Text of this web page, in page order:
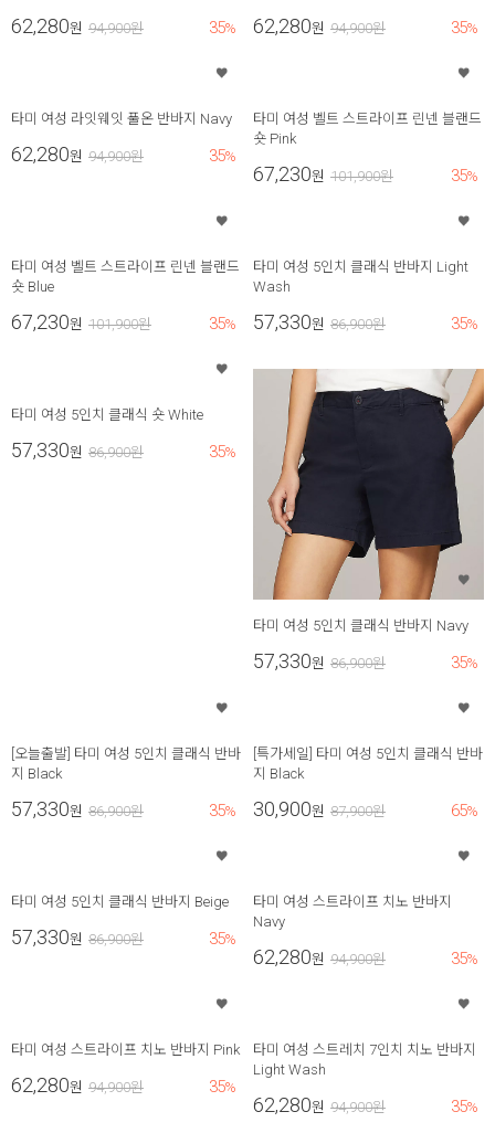
62,280원 94,900원 35% 62,280원 94,900원 35%
타미 여성 라잇웨잇 풀온 반바지 Navy
62,280원 94,900원 35%
타미 여성 벨트 스트라이프 린넨 블랜드
숏 Pink
67,230원 101,900원 35%
타미 여성 벨트 스트라이프 린넨 블랜드
숏 Blue
67,230원 101,900원 35%
타미 여성 5인치 클래식 반바지 Light
Wash
57,330원 86,900원 35%
타미 여성 5인치 클래식 숏 White
57,330원 86,900원 35%
타미 여성 5인치 클래식 반바지 Navy
57,330원 86,900원 35%
[오늘출발] 타미 여성 5인치 클래식 반바
지 Black
57,330원 86,900원 35%
[특가세일] 타미 여성 5인치 클래식 반바
지 Black
30,900원 87,900원 65%
타미 여성 5인치 클래식 반바지 Beige
57,330원 86,900원 35%
타미 여성 스트라이프 치노 반바지
Navy
62,280원 94,900원 35%
타미 여성 스트라이프 치노 반바지 Pink
62,280원 94,900원 35%
타미 여성 스트레치 7인치 치노 반바지
Light Wash
62,280원 94,900원 35%